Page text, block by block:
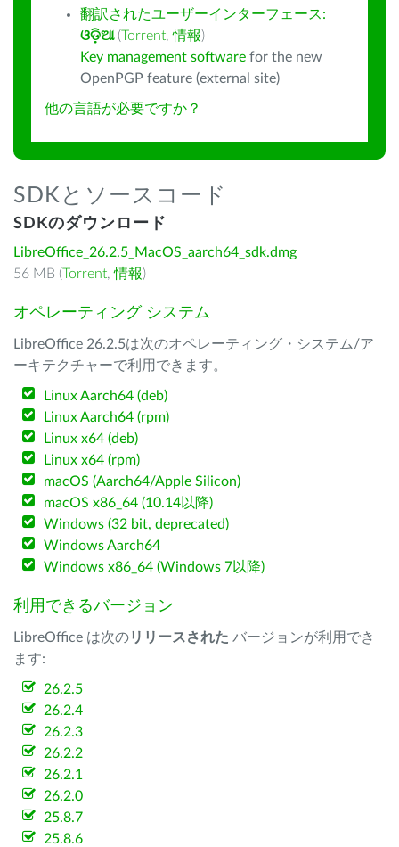
翻訳されたユーザーインターフェース:
ଓଡ଼ିଆ (Torrent,情報)
Key management software for the new
OpenPGP feature (external site)
他の言語が必要ですか？
SDKとソースコード
SDKのダウンロード
LibreOffice_26.2.5_MacOS_aarch64_sdk.dmg
56 MB (Torrent,情報)
オペレーティング システム
LibreOffice 26.2.5は次のオペレーティング・システム/ア
ーキテクチャーで利用できます。
Linux Aarch64 (deb)
Linux Aarch64 (rpm)
Linux x64 (deb)
Linux x64 (rpm)
macOS (Aarch64/Apple Silicon)
macOS x86_64 (10.14以降)
Windows (32 bit, deprecated)
Windows Aarch64
Windows x86_64 (Windows 7以降)
利用できるバージョン
LibreOffice は次のリリースされた バージョンが利用でき
ます:
26.2.5
26.2.4
26.2.3
26.2.2
26.2.1
26.2.0
25.8.7
25.8.6